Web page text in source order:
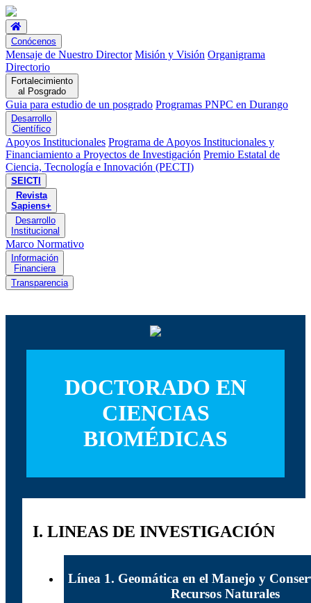
Conócenos
Mensaje de Nuestro Director Misión y Visión Organigrama
Directorio
Fortalecimiento
al Posgrado
Guia para estudio de un posgrado Programas PNPC en Durango
Desarrollo
Científico
Apoyos Institucionales Programa de Apoyos Institucionales y
Financiamiento a Proyectos de Investigación Premio Estatal de
Ciencia, Tecnología e Innovación (PECTI)
SEICTI
Revista
Sapiens+
Desarrollo
Institucional
Marco Normativo
Información
Financiera
Transparencia
DOCTORADO EN
CIENCIAS
BIOMÉDICAS
I. LINEAS DE INVESTIGACIÓN
Línea 1. Geomática en el Manejo y
Recursos Naturales